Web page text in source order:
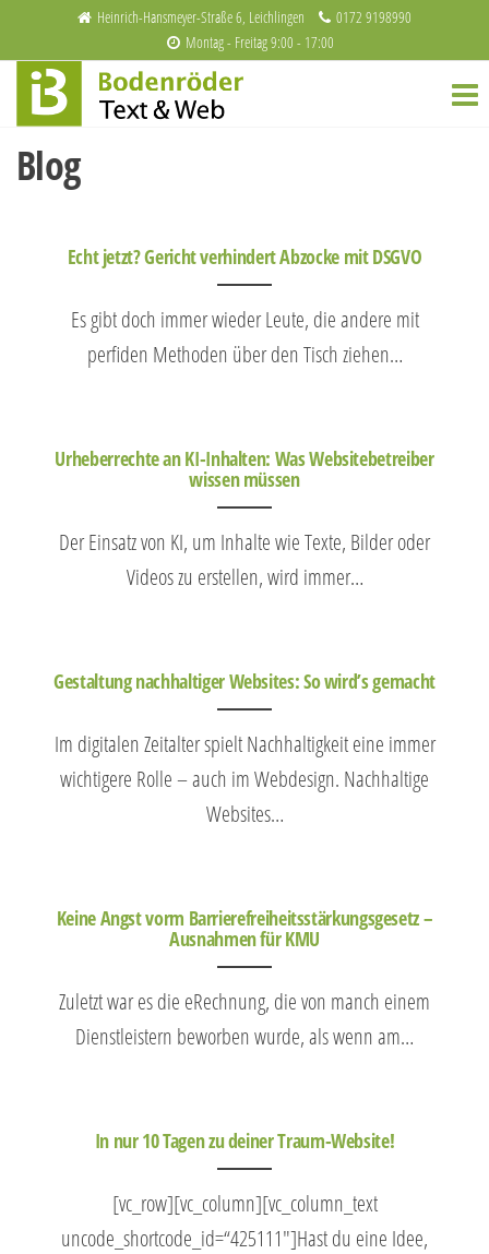
Heinrich-Hansmeyer-Straße 6, Leichlingen
0172 9198990
Montag - Freitag 9:00 - 17:00
Blog
Echt jetzt? Gericht verhindert Abzocke mit DSGVO
Es gibt doch immer wieder Leute, die andere mit
perfiden Methoden über den Tisch ziehen…
Urheberrechte an KI-Inhalten: Was Websitebetreiber
wissen müssen
Der Einsatz von KI, um Inhalte wie Texte, Bilder oder
Videos zu erstellen, wird immer…
Gestaltung nachhaltiger Websites: So wird’s gemacht
Im digitalen Zeitalter spielt Nachhaltigkeit eine immer
wichtigere Rolle – auch im Webdesign. Nachhaltige
Websites…
Keine Angst vorm Barrierefreiheitsstärkungsgesetz –
Ausnahmen für KMU
Zuletzt war es die eRechnung, die von manch einem
Dienstleistern beworben wurde, als wenn am…
In nur 10 Tagen zu deiner Traum-Website!
[vc_row][vc_column][vc_column_text
uncode_shortcode_id=“425111″]Hast du eine Idee,